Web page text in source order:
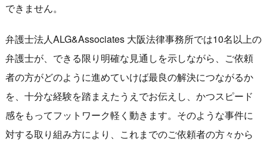
できません。
弁護士法人ALG&Associates 大阪法律事務所では10名以上の
弁護士が、できる限り明確な見通しを示しながら、ご依頼
者の方がどのように進めていけば最良の解決につながるか
を、十分な経験を踏まえたうえでお伝えし、かつスピード
感をもってフットワーク軽く動きます。そのような事件に
対する取り組み方により、これまでのご依頼者の方々から